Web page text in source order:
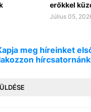
erőkkel
Július 05,
meg híreinket